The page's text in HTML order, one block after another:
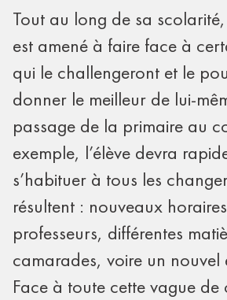
Tout au long de sa
est amené à faire face à
qui le challengeront et le
donner le meilleur de lui-
passage de la primaire au
exemple, l’élève devra
s’habituer à tous les
résultent : nouveaux
professeurs, différentes
camarades, voire un nouvel
Face à toute cette vague de